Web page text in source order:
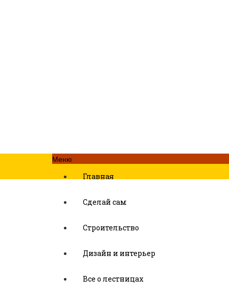
Меню
Главная
Сделай сам
Строительство
Дизайн и интерьер
Все о лестницах